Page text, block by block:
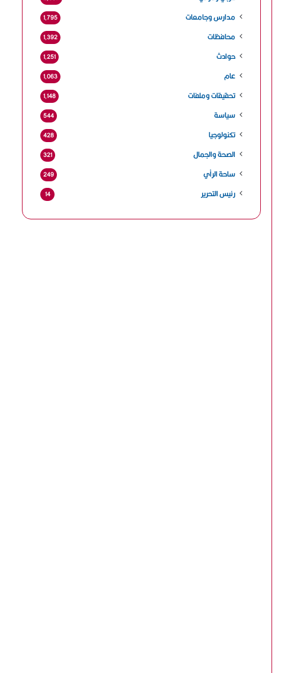
مدارس وجامعات 1٬795
محافظات 1٬392
حوادث 1٬251
عام 1٬063
تحقيقات وملفات 1٬148
سياسة 544
تكنولوجيا 428
الصحة والجمال 321
ساحة الرأي 249
رئيس التحرير 14